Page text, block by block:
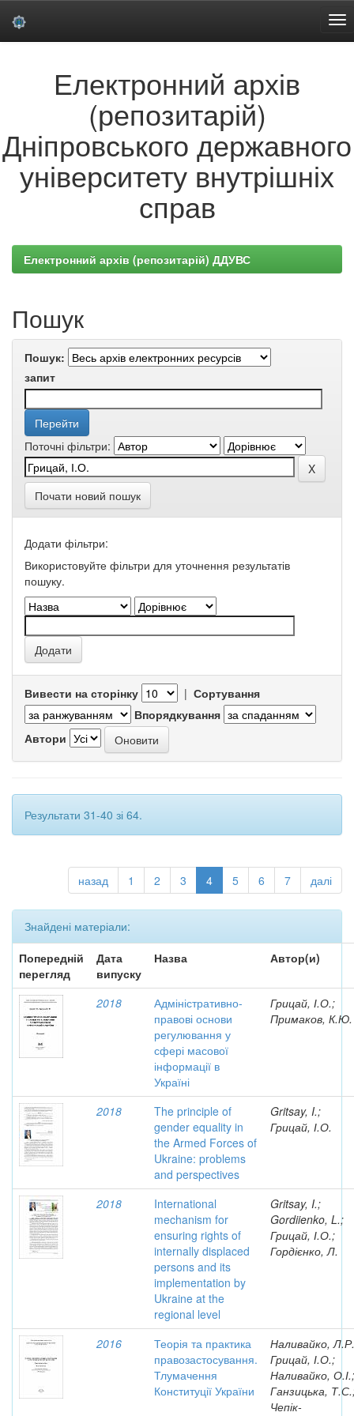
Електронний архів
(репозитарій)
Дніпровського державного
університету внутрішніх
справ
Електронний архів (репозитарій) ДДУВС
Пошук
Пошук:
запит
Поточні фільтри:
Почати новий пошук
Додати фільтри:
Використовуйте фільтри для уточнення результатів
пошуку.
Вивести на сторінку | Сортування
Впорядкування
Автори
Результати 31-40 зі 64.
назад 1 2 3 4 5 6 7 далі
Знайдені матеріали:
Попередній
перегляд
Дата
випуску
Назва Автор(и)
2018
Адміністративно-
правові основи
регулювання у
сфері масової
інформації в
Україні
Грицай, І.О.;
Примаков, К.Ю.
2018
The principle of
gender equality in
the Armed Forces of
Ukraine: problems
and perspectives
Gritsay, I.;
Грицай, І.О.
2018
International
mechanism for
ensuring rights of
internally displaced
persons and its
implementation by
Ukraine at the
regional level
Gritsay, I.;
Gordiienko, L.;
Грицай, І.О.;
Гордієнко, Л.
2016
Теорія та практика
правозастосування.
Тлумачення
Конституції України
Наливайко,
Грицай, І.О.;
Наливайко, О.І.;
Ганзицька,
Чепік-